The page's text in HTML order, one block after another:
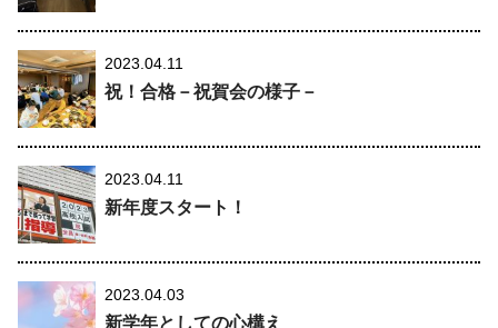
2023.04.11
祝！合格－祝賀会の様子－
2023.04.11
新年度スタート！
2023.04.03
新学年としての心構え